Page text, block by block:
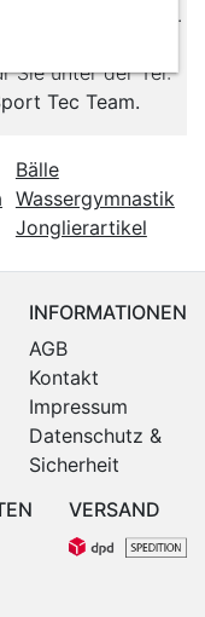
zu fairen Preisen.
Beratung?
Sie unter der Tel:
Tec Team.
Bälle
Wassergymnastik
Jonglierartikel
INFORMATIONEN
AGB
Kontakt
Impressum
Datenschutz &
Sicherheit
VERSAND